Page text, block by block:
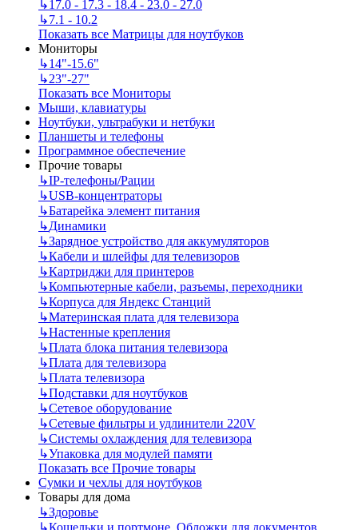
↳17.0 - 17.3 - 18.4 - 23.0 - 27.0
↳7.1 - 10.2
Показать все Матрицы для ноутбуков
Мониторы
↳14"-15.6"
↳23"-27"
Показать все Мониторы
Мыши, клавиатуры
Ноутбуки, ультрабуки и нетбуки
Планшеты и телефоны
Программное обеспечение
Прочие товары
↳IP‑телефоны/Рации
↳USB-концентраторы
↳Батарейка элемент питания
↳Динамики
↳Зарядное устройство для аккумуляторов
↳Кабели и шлейфы для телевизоров
↳Картриджи для принтеров
↳Компьютерные кабели, разъемы, переходники
↳Корпуса для Яндекс Станций
↳Материнская плата для телевизора
↳Настенные крепления
↳Плата блока питания телевизора
↳Плата для телевизора
↳Плата телевизора
↳Подставки для ноутбуков
↳Сетевое оборудование
↳Сетевые фильтры и удлинители 220V
↳Системы охлаждения для телевизора
↳Упаковка для модулей памяти
Показать все Прочие товары
Сумки и чехлы для ноутбуков
Товары для дома
↳Здоровье
↳Кошельки и портмоне, Обложки для документов